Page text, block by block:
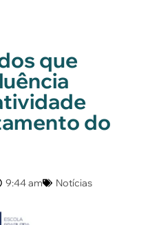
que
do
9:44 am Notícias